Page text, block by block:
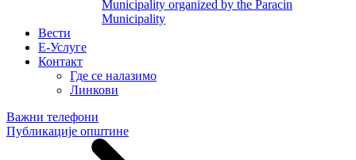
Municipality organized by the Paracin
Municipality
Вести
E-Услуге
Контакт
Где се налазимо
Линкови
Важни телефони
Публикације општине